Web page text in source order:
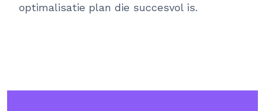
optimalisatie plan die succesvol is.